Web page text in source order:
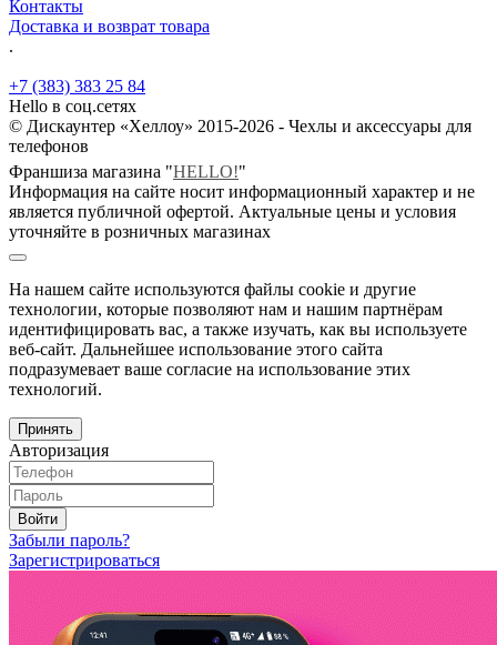
Контакты
Доставка и возврат товара
.
+7 (383) 383 25 84
Hello в соц.сетях
© Дискаунтер «Хеллоу» 2015-2026 - Чехлы и аксессуары для
телефонов
Франшиза магазина "HELLO!"
Информация на сайте носит информационный характер и не
является публичной офертой. Актуальные цены и условия
уточняйте в розничных магазинах
На нашем сайте используются файлы cookie и другие
технологии, которые позволяют нам и нашим партнёрам
идентифицировать вас, а также изучать, как вы используете
веб-сайт. Дальнейшее использование этого сайта
подразумевает ваше согласие на использование этих
технологий.
Принять
Авторизация
Войти
Забыли пароль?
Зарегистрироваться